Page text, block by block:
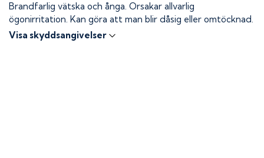
Brandfarlig vätska och ånga. Orsakar allvarlig
ögonirritation. Kan göra att man blir dåsig eller omtöcknad.
Visa skyddsangivelser